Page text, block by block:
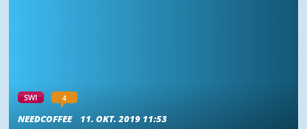
SWI 4
NEEDCOFFEE 11. OKT. 2019 11:53